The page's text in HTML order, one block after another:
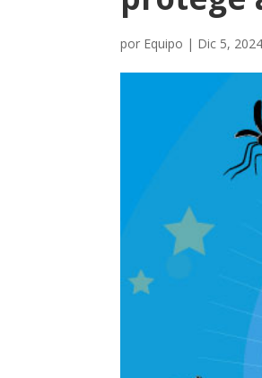
por Equipo | Dic 5, 2024